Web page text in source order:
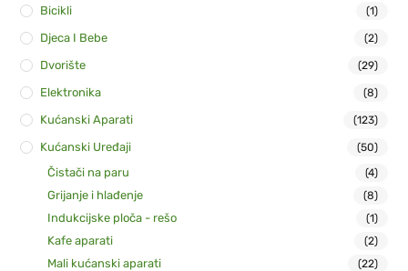
Bicikli (1)
Djeca I Bebe (2)
Dvorište (29)
Elektronika (8)
Kućanski Aparati (123)
Kućanski Uređaji (50)
Čistači na paru (4)
Grijanje i hlađenje (8)
Indukcijske ploča - rešo (1)
Kafe aparati (2)
Mali kućanski aparati (22)